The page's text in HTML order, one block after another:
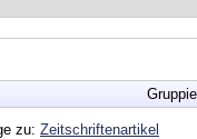
zu: Zeitschriftenartikel